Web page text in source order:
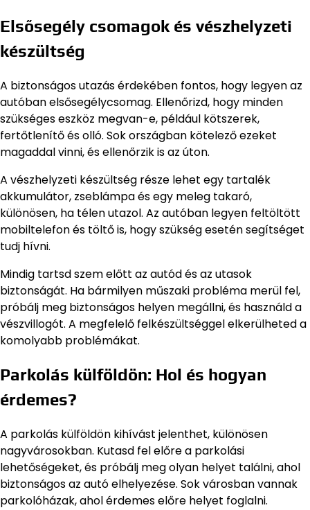
Elsősegély csomagok és vészhelyzeti
készültség
A biztonságos utazás érdekében fontos, hogy legyen az
autóban elsősegélycsomag. Ellenőrizd, hogy minden
szükséges eszköz megvan-e, például kötszerek,
fertőtlenítő és olló. Sok országban kötelező ezeket
magaddal vinni, és ellenőrzik is az úton.
A vészhelyzeti készültség része lehet egy tartalék
akkumulátor, zseblámpa és egy meleg takaró,
különösen, ha télen utazol. Az autóban legyen feltöltött
mobiltelefon és töltő is, hogy szükség esetén segítséget
tudj hívni.
Mindig tartsd szem előtt az autód és az utasok
biztonságát. Ha bármilyen műszaki probléma merül fel,
próbálj meg biztonságos helyen megállni, és használd a
vészvillogót. A megfelelő felkészültséggel elkerülheted a
komolyabb problémákat.
Parkolás külföldön: Hol és hogyan
érdemes?
A parkolás külföldön kihívást jelenthet, különösen
nagyvárosokban. Kutasd fel előre a parkolási
lehetőségeket, és próbálj meg olyan helyet találni, ahol
biztonságos az autó elhelyezése. Sok városban vannak
parkolóházak, ahol érdemes előre helyet foglalni.